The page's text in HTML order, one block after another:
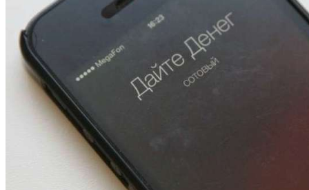
Покушение на убийство в Волгограде: девушка
напала на незнакомую женщину с ножом
12:39
Сладкий праздник в Волгограде: в Центральном
парке прошёл фестиваль „Арбузный переполох“
Волгоградские компании нарастили экспорт:
заключены контракты на 3,6 млн долларов